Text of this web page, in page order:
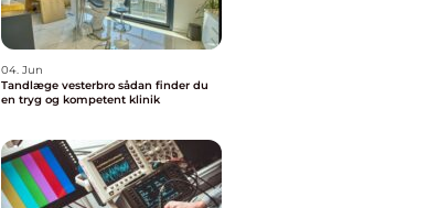
04. Jun
Tandlæge vesterbro sådan finder du
en tryg og kompetent klinik